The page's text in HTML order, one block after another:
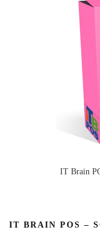
IT Brain
IT BRAIN POS –